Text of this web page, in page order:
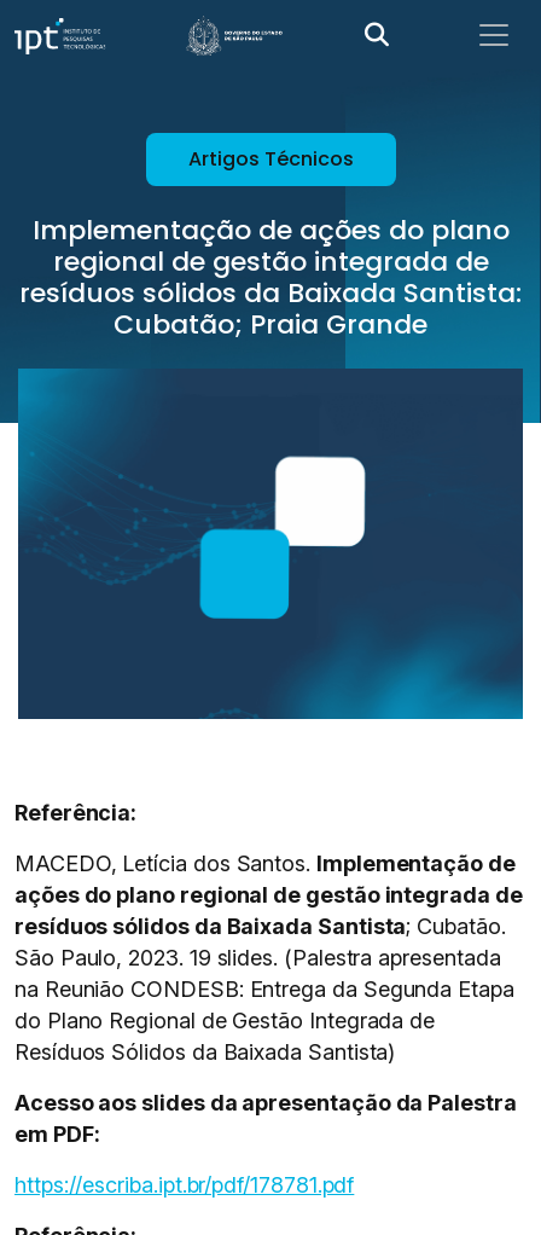
Artigos Técnicos
Implementação de ações do plano
regional de gestão integrada de
resíduos sólidos da Baixada Santista:
Cubatão; Praia Grande
Referência:
MACEDO, Letícia dos Santos. Implementação de
ações do plano regional de gestão integrada de
resíduos sólidos da Baixada Santista; Cubatão.
São Paulo, 2023. 19 slides. (Palestra apresentada
na Reunião CONDESB: Entrega da Segunda Etapa
do Plano Regional de Gestão Integrada de
Resíduos Sólidos da Baixada Santista)
Acesso aos slides da apresentação da Palestra
em PDF:
https://escriba.ipt.br/pdf/178781.pdf